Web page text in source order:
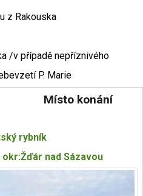
z Rakouska
/v případě nepříznivého
P. Marie
Místo konání
rybník
nad Sázavou